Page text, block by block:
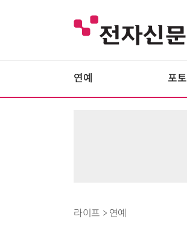
연예 포토
라이프 > 연예